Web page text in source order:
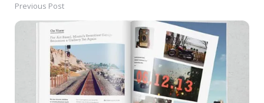
Post
navigation
Previous Post